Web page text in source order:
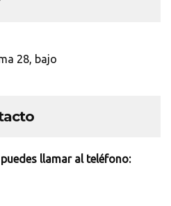
28, bajo
llamar al teléfono: